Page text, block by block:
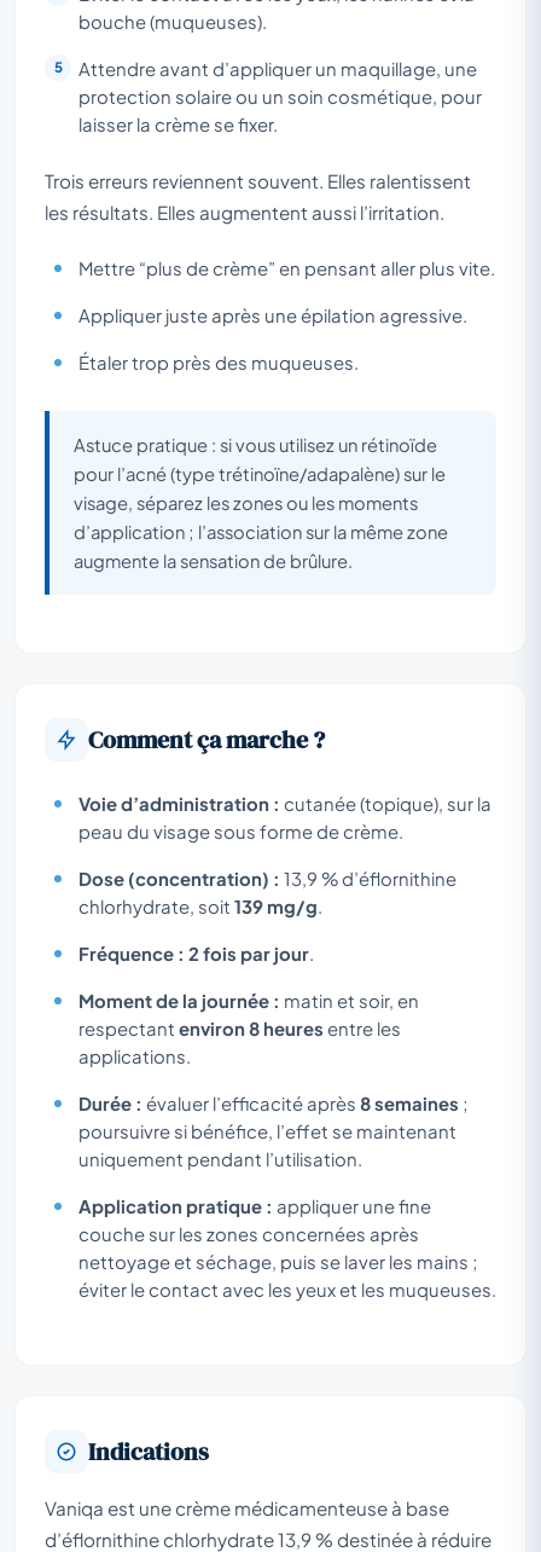
bouche (muqueuses).
Attendre avant d’appliquer un maquillage, une
protection solaire ou un soin cosmétique, pour
laisser la crème se fixer.
Trois erreurs reviennent souvent. Elles ralentissent
les résultats. Elles augmentent aussi l’irritation.
Mettre “plus de crème” en pensant aller plus vite.
Appliquer juste après une épilation agressive.
Étaler trop près des muqueuses.
Astuce pratique : si vous utilisez un rétinoïde
pour l’acné (type trétinoïne/adapalène) sur le
visage, séparez les zones ou les moments
d’application ; l’association sur la même zone
augmente la sensation de brûlure.
Comment ça marche ?
Voie d’administration : cutanée (topique), sur la
peau du visage sous forme de crème.
Dose (concentration) : 13,9 % d’éflornithine
chlorhydrate, soit 139 mg/g
Fréquence : 2 fois par jour
Moment de la journée : matin et soir, en
respectant environ 8 heures entre les
applications.
Durée : évaluer l’efficacité après 8 semaines ;
poursuivre si bénéfice, l’effet se maintenant
uniquement pendant l’utilisation.
Application pratique : appliquer une fine
couche sur les zones concernées après
nettoyage et séchage, puis se laver les mains ;
éviter le contact avec les yeux et les muqueuses.
Indications
Vaniqa est une crème médicamenteuse à base
d’éflornithine chlorhydrate 13,9 % destinée à réduire